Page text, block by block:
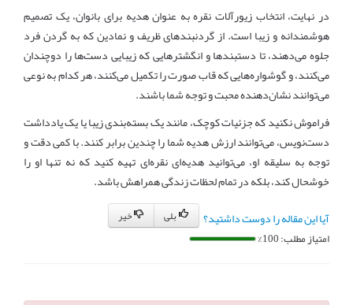
در نهایت، انتخاب زیورآلات نقره به عنوان هدیه برای بانوان، یک تصمیم
هوشمندانه و زیبا است. از گردنبندهای ظریف و نمادین که به گردن فرد
جلوه می‌دهند، تا دستبندها و انگشترهایی که زیبایی دست‌ها را دوچندان
می‌کنند، و گوشواره‌هایی که قاب صورت را تکمیل می‌کنند، هر کدام به نوعی
می‌توانند نشان‌دهنده محبت و توجه شما باشند.
فراموش نکنید که جزئیات کوچک، مانند یک بسته‌بندی زیبا یا یک یادداشت
دست‌نویس، می‌توانند ارزش هدیه شما را چندین برابر کنند. با کمی دقت و
توجه به سلیقه او، می‌توانید هدیه‌ای نقره‌ای تهیه کنید که نه تنها او را
خوشحال کند، بلکه در تمام لحظات زندگی همراهش باشد.
آیا این مقاله را دوست داشتید؟
خیر
امتیاز مطلب: 100%